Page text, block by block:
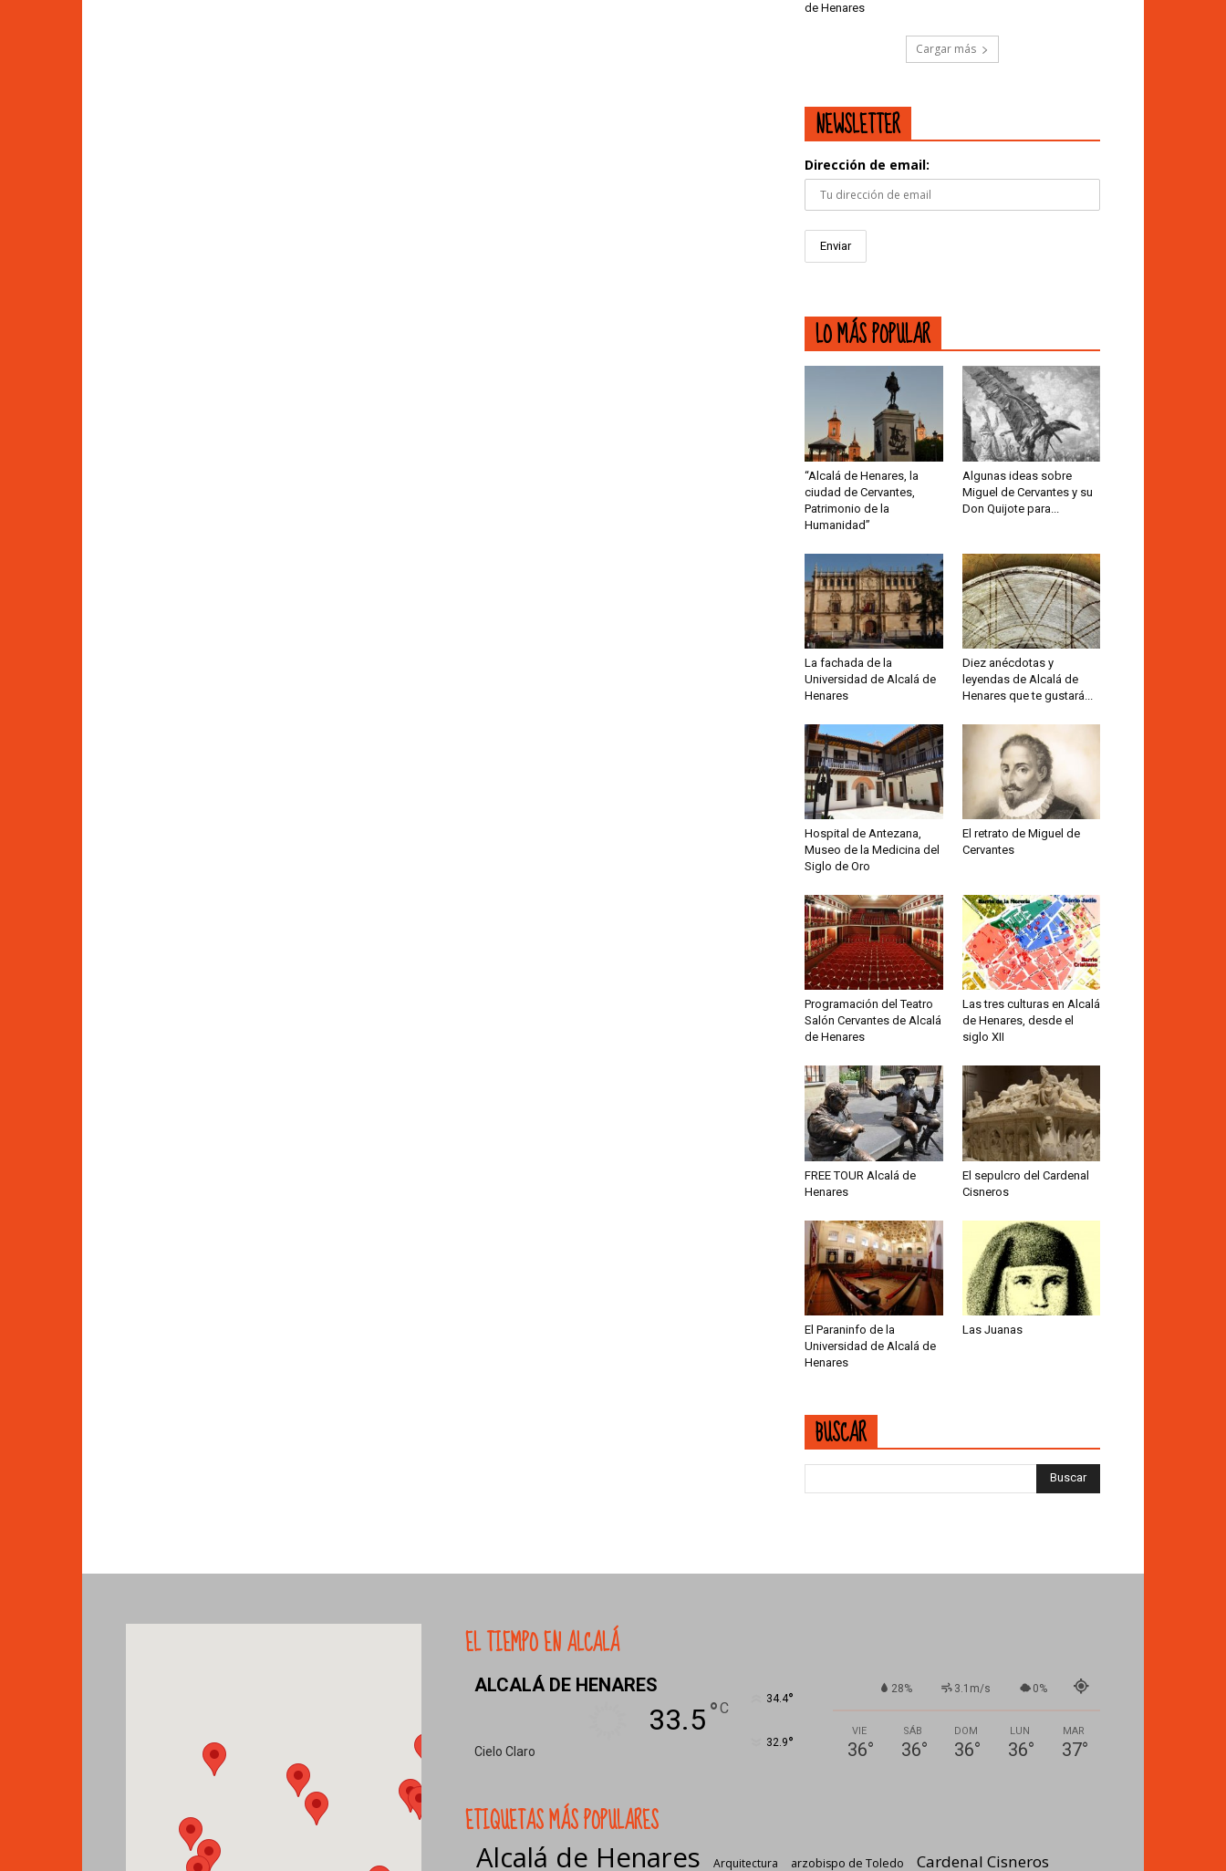
de Henares
Cargar más
NEWSLETTER
Dirección de email:
LO MÁS POPULAR
“Alcalá de Henares, la
ciudad de Cervantes,
Patrimonio de la
Humanidad”
Algunas ideas sobre
Miguel de Cervantes y su
Don Quijote para...
La fachada de la
Universidad de Alcalá de
Henares
Diez anécdotas y
leyendas de Alcalá de
Henares que te gustará...
Hospital de Antezana,
Museo de la Medicina del
Siglo de Oro
El retrato de Miguel de
Cervantes
Programación del Teatro
Salón Cervantes de Alcalá
de Henares
Las tres culturas en Alcalá
de Henares, desde el
siglo XII
FREE TOUR Alcalá de
Henares
El sepulcro del Cardenal
Cisneros
El Paraninfo de la
Universidad de Alcalá de
Henares
Las Juanas
BUSCAR
EL TIEMPO EN ALCALÁ
ALCALÁ DE HENARES
Cielo Claro
33.5°C
34.4°
32.9°
28% 3.1m/s 0%
VIE
36°
SÁB
36°
DOM
36°
LUN
36°
MAR
37°
ETIQUETAS MÁS POPULARES
Alcalá de Henares Arquitectura arzobispo de Toledo Cardenal Cisneros